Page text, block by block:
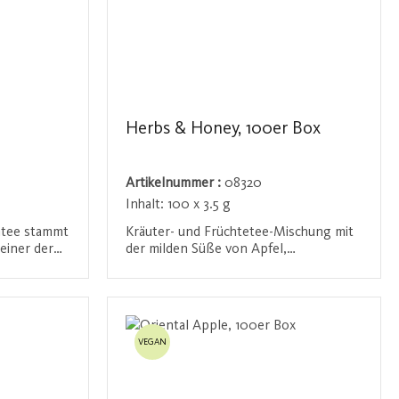
stammt
der
Bitterkeit
die
nach
ein
Herbs & Honey, 100er Box
Artikelnummer :08320
Inhalt: 100 x 3.5 g
Kräuter- und Früchtetee-Mischung mit
der milden Süße von Apfel,
natürlichem Honigaroma. Diese
Mischung bietet einen beruhigenden
und fruchtigen Geschmack, der sowohl
den Gaumen erfreut als auch für
entspannende Momente sorgt.
Anmelden / Registrieren
VEGAN